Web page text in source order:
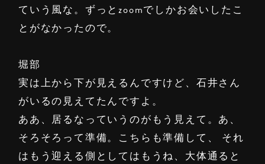
ていう風な。ずっとzoomでしかお会いしたこ
とがなかったので。
堀部
実は上から下が見えるんですけど、石井さん
がいるの見えてたんですよ。
ああ、居るなっていうのがもう見えて。あ、
そろそろって準備。こちらも準備して、 それ
はもう迎える側としてはもうね、大体通ると